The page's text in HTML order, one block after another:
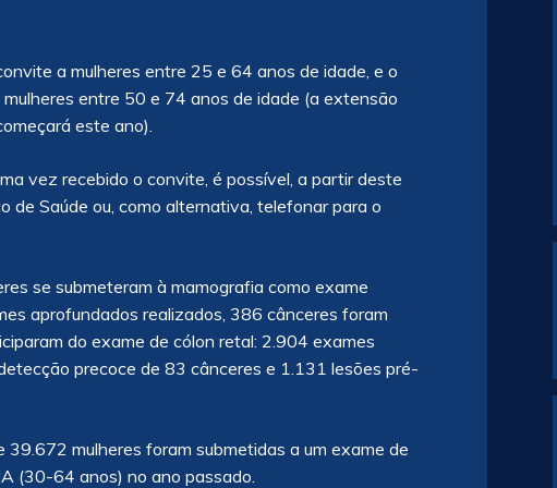
a mulheres entre 25 e 64 anos de idade, e o
entre 50 e 74 anos de idade (a extensão
este ano).
vez recebido o convite, é possível, a partir deste
de Saúde ou, como alternativa, telefonar para o
se submeteram à mamografia como exame
aprofundados realizados, 386 cânceres foram
do exame de cólon retal: 2.904 exames
precoce de 83 cânceres e 1.131 lesões pré-
mulheres foram submetidas a um exame de
(30-64 anos) no ano passado.